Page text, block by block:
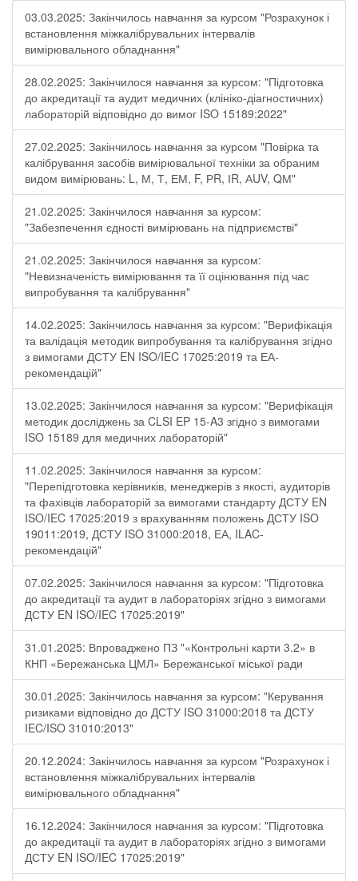
03.03.2025: Закінчилось навчання за курсом "Розрахунок і
встановлення міжкалібрувальних інтервалів
вимірювального обладнання"
28.02.2025: Закінчилося навчання за курсом: "Підготовка
до акредитації та аудит медичних (клініко-діагностичних)
лабораторій відповідно до вимог ISO 15189:2022"
27.02.2025: Закінчилось навчання за курсом "Повірка та
калібрування засобів вимірювальної техніки за обраним
видом вимірювань: L, М, Т, ЕМ, F, РR, ІR, АUV, QМ"
21.02.2025: Закінчилося навчання за курсом:
"Забезпечення єдності вимірювань на підприємстві"
21.02.2025: Закінчилося навчання за курсом:
"Невизначеність вимірювання та її оцінювання під час
випробування та калібрування"
14.02.2025: Закінчилось навчання за курсом: "Верифікація
та валідація методик випробування та калібрування згідно
з вимогами ДСТУ EN ISO/IEC 17025:2019 та ЕА-
рекомендацій"
13.02.2025: Закінчилося навчання за курсом: "Верифікація
методик досліджень за CLSI EP 15-A3 згідно з вимогами
ISO 15189 для медичних лабораторій"
11.02.2025: Закінчилося навчання за курсом:
"Перепідготовка керівників, менеджерів з якості, аудиторів
та фахівців лабораторій за вимогами стандарту ДСТУ EN
ISO/IEC 17025:2019 з врахуванням положень ДСТУ ISO
19011:2019, ДСТУ ISO 31000:2018, ЕА, ILAC-
рекомендацій"
07.02.2025: Закінчилося навчання за курсом: "Підготовка
до акредитації та аудит в лабораторіях згідно з вимогами
ДСТУ EN ISO/IEC 17025:2019"
31.01.2025: Впроваджено ПЗ "«Контрольні карти 3.2» в
КНП «Бережанська ЦМЛ» Бережанської міської ради
30.01.2025: Закінчилось навчання за курсом: "Керування
ризиками відповідно до ДСТУ ISO 31000:2018 та ДСТУ
IEC/ISO 31010:2013"
20.12.2024: Закінчилось навчання за курсом "Розрахунок і
встановлення міжкалібрувальних інтервалів
вимірювального обладнання"
16.12.2024: Закінчилося навчання за курсом: "Підготовка
до акредитації та аудит в лабораторіях згідно з вимогами
ДСТУ EN ISO/IEC 17025:2019"